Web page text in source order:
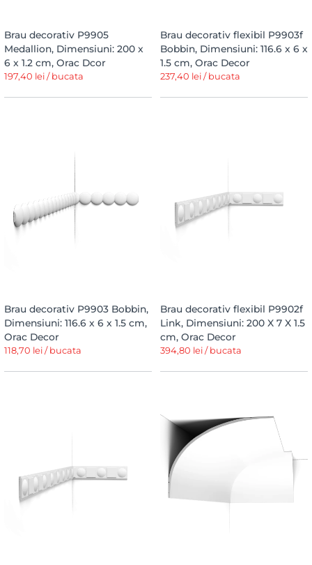
Brau decorativ P9905
Medallion, Dimensiuni: 200 x
6 x 1.2 cm, Orac Dcor
197,40 lei / bucata
Brau decorativ flexibil P9903f
Bobbin, Dimensiuni: 116.6 x 6 x
1.5 cm, Orac Decor
237,40 lei / bucata
Brau decorativ P9903 Bobbin,
Dimensiuni: 116.6 x 6 x 1.5 cm,
Orac Decor
118,70 lei / bucata
Brau decorativ flexibil P9902f
Link, Dimensiuni: 200 X 7 X 1.5
cm, Orac Decor
394,80 lei / bucata